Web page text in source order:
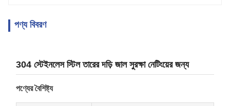
পণ্য বিবরণ
304 স্টেইনলেস স্টিল তারের দড়ি জাল সুরক্ষা নেটিংয়ের জন্য
পণ্যের বৈশিষ্ট্য